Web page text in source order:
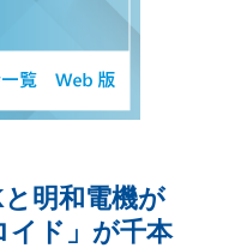
と明和電機が
イド」が千本